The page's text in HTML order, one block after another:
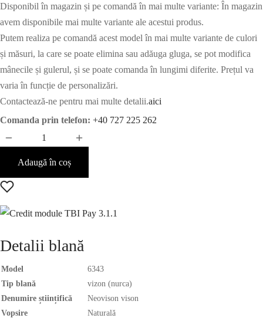
Disponibil în magazin și pe comandă în mai multe variante: În magazin
avem disponibile mai multe variante ale acestui produs.
Putem realiza pe comandă acest model în mai multe variante de culori
și măsuri, la care se poate elimina sau adăuga gluga, se pot modifica
mânecile și gulerul, și se poate comanda în lungimi diferite. Prețul va
varia în funcție de personalizări.
Contactează-ne pentru mai multe detalii.aici
Comanda prin telefon: +40 727 225 262
Adaugă în coș
Detalii blană
Model
6343
Tip blană
vizon (nurca)
Denumire științifică
Neovison vison
Vopsire
Naturală